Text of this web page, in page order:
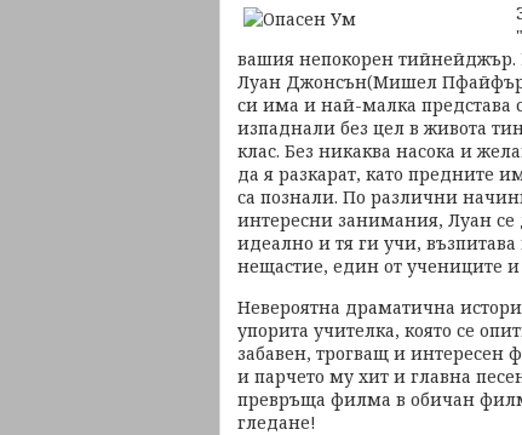
вашия непокорен тийнейджър.
Луан Джонсън(Мишел Пфайфър)
си има и най-малка представа
изпаднали без цел в живота
клас. Без никаква насока и
да я разкарат, като предните
са познали. По различни
интересни занимания, Луан се
идеално и тя ги учи,
нещастие, един от учениците и
Невероятна драматична
упорита учителка, която се
забавен, трогващ и интересен
и парчето му хит и главна
превръща филма в обичан
гледане!